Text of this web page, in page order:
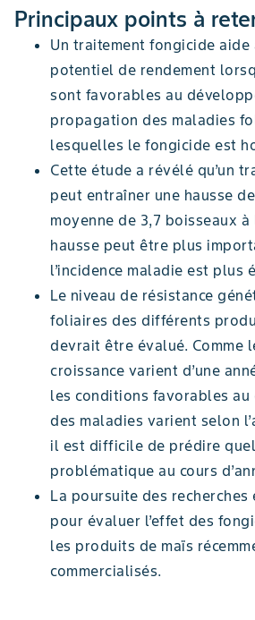
Principaux points à
Un traitement fongicide aide
potentiel de rendement
sont favorables au
propagation des maladies
lesquelles le fongicide est
Cette étude a révélé qu’un
peut entraîner une hausse
moyenne de 3,7 boisseaux à
hausse peut être plus
l’incidence maladie est plus
Le niveau de résistance
foliaires des différents
devrait être évalué. Comme
croissance varient d’une
les conditions favorables au
des maladies varient selon
il est difficile de prédire
problématique au cours
La poursuite des recherches
pour évaluer l’effet des
les produits de maïs
commercialisés.